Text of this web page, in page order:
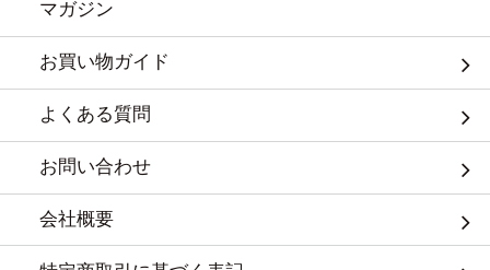
マガジン
お買い物ガイド
よくある質問
お問い合わせ
会社概要